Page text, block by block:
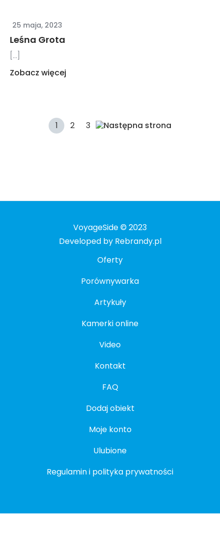
25 maja, 2023
Leśna Grota
[...]
Zobacz więcej
1 2 3
VoyageSide © 2023
Developed by Rebrandy.pl
Oferty
Porównywarka
Artykuły
Kamerki online
Video
Kontakt
FAQ
Dodaj obiekt
Moje konto
Ulubione
Regulamin i polityka prywatności